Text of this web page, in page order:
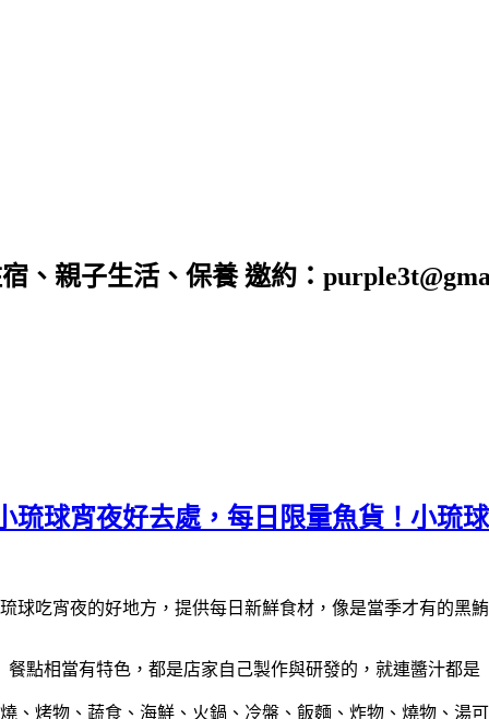
、親子生活、保養 邀約：
琉球宵夜好去處，每日限量魚貨！小琉
球吃宵夜的好地方，提供每日新鮮食材，像是當季才有的黑
餐點相當有特色，都是店家自己製作與研發的，就連醬汁都是
、烤物、蔬食、海鮮、火鍋、冷盤、飯麵、炸物、燒物、湯